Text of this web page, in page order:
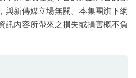
與新傳媒立場無關。本集團旗下網
訊內容所帶來之損失或損害概不負